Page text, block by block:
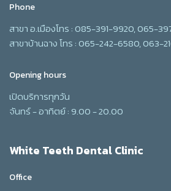
Phone
สาขา อ.เมืองโทร : 085-391-9920, 065-
สาขาบ้านฉาง โทร : 065-242-6580, 063-
Opening hours
เปิดบริการทุกวัน
จันทร์ - อาทิตย์ : 9.00 - 20.00
White Teeth Dental Clinic
Office